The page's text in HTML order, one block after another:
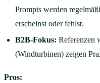
Prompts werden
erscheinst oder fehlst.
B2B-Fokus: Referenzen
(Windturbinen) zeigen
Pros: